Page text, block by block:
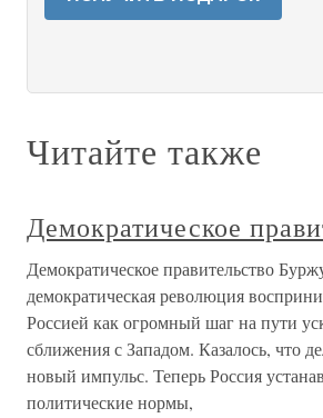
Читайте также
Демократическое
Демократическое правительство
демократическая революция
Россией как огромный шаг на пути
сближения с Западом. Казалось, что
новый импульс. Теперь Россия
политические нормы,